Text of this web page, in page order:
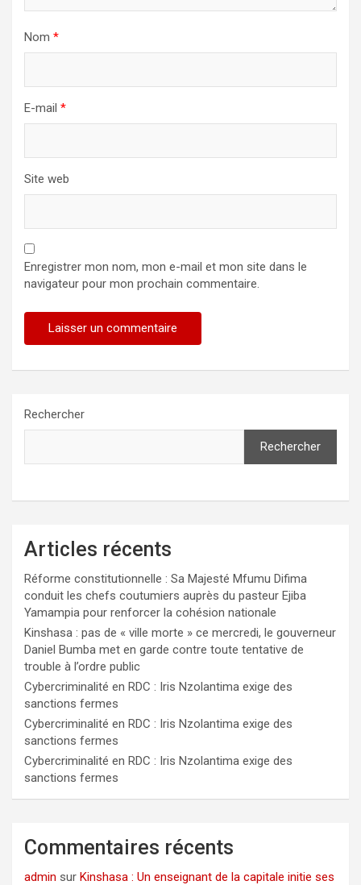
Nom *
E-mail *
Site web
Enregistrer mon nom, mon e-mail et mon site dans le
navigateur pour mon prochain commentaire.
Rechercher
Rechercher
Articles récents
Réforme constitutionnelle : Sa Majesté Mfumu Difima
conduit les chefs coutumiers auprès du pasteur Ejiba
Yamampia pour renforcer la cohésion nationale
Kinshasa : pas de « ville morte » ce mercredi, le gouverneur
Daniel Bumba met en garde contre toute tentative de
trouble à l’ordre public
Cybercriminalité en RDC : Iris Nzolantima exige des
sanctions fermes
Cybercriminalité en RDC : Iris Nzolantima exige des
sanctions fermes
Cybercriminalité en RDC : Iris Nzolantima exige des
sanctions fermes
Commentaires récents
admin sur Kinshasa : Un enseignant de la capitale initie ses